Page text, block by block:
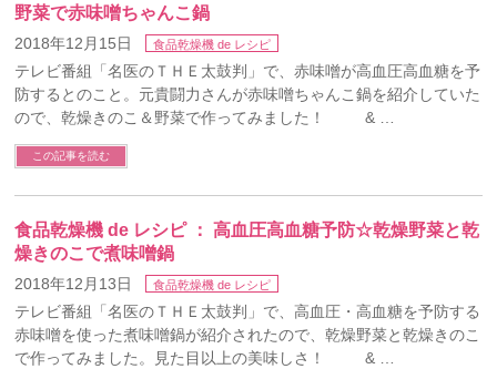
野菜で赤味噌ちゃんこ鍋
2018年12月15日 食品乾燥機 de レシピ
テレビ番組「名医のＴＨＥ太鼓判」で、赤味噌が高血圧高血糖を予
防するとのこと。元貴闘力さんが赤味噌ちゃんこ鍋を紹介していた
ので、乾燥きのこ＆野菜で作ってみました！ & …
この記事を読む
食品乾燥機 de レシピ ： 高血圧高血糖予防☆乾燥野菜と乾
燥きのこで煮味噌鍋
2018年12月13日 食品乾燥機 de レシピ
テレビ番組「名医のＴＨＥ太鼓判」で、高血圧・高血糖を予防する
赤味噌を使った煮味噌鍋が紹介されたので、乾燥野菜と乾燥きのこ
で作ってみました。見た目以上の美味しさ！ & …